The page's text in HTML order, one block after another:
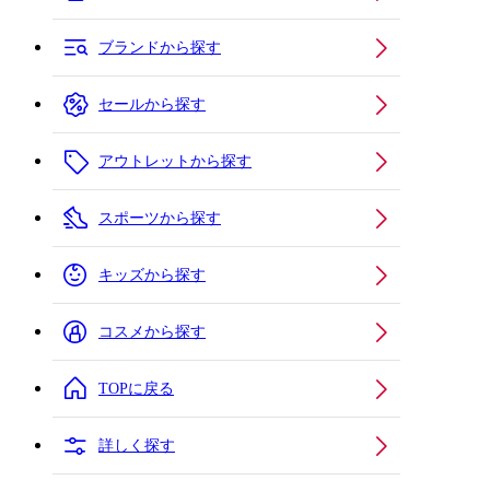
ブランドから探す
セールから探す
アウトレットから探す
スポーツから探す
キッズから探す
コスメから探す
TOPに戻る
詳しく探す